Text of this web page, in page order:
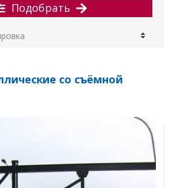
Подобрать
со съёмной